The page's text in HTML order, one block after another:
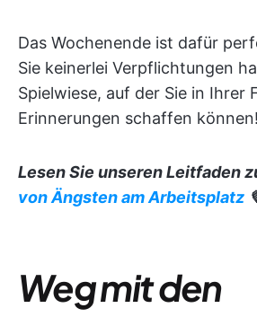
Das Wochenende ist dafür
Sie keinerlei Verpflichtungen
Spielwiese, auf der Sie in Ihrer
Erinnerungen schaffen
Lesen Sie unseren Leitfaden
von Ängsten am Arbeitsplatz
Weg mit den